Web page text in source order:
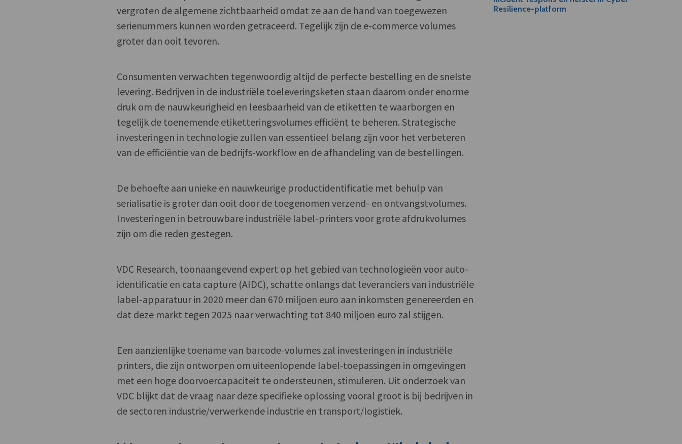
vergroten de algemene zichtbaarheid omdat ze aan de hand van toegewezen
serienummers kunnen worden getraceerd. Tegelijk zijn de e-commerce volumes
groter dan ooit tevoren.
Consumenten verwachten tegenwoordig altijd de perfecte bestelling en de snelste
levering. Bedrijven in de industriële toeleveringsketen staan daarom onder enorme
druk om de nauwkeurigheid en leesbaarheid van de etiketten te waarborgen en
tegelijk de toenemende etiketteringsvolumes efficiënt te beheren. Strategische
investeringen in technologie zullen van essentieel belang zijn voor het verbeteren
van de efficiëntie van de bedrijfs-workflow en de afhandeling van de bestellingen.
De behoefte aan unieke en nauwkeurige productidentificatie met behulp van
serialisatie is groter dan ooit door de toegenomen verzend- en ontvangstvolumes.
Investeringen in betrouwbare industriële label-printers voor grote afdrukvolumes
zijn om die reden gestegen.
VDC Research, toonaangevend expert op het gebied van technologieën voor auto-
identificatie en cata capture (AIDC), schatte onlangs dat leveranciers van industriële
label-apparatuur in 2020 meer dan 670 miljoen euro aan inkomsten genereerden en
dat deze markt tegen 2025 naar verwachting tot 840 miljoen euro zal stijgen.
Een aanzienlijke toename van barcode-volumes zal investeringen in industriële
printers, die zijn ontworpen om uiteenlopende label-toepassingen in omgevingen
met een hoge doorvoercapaciteit te ondersteunen, stimuleren. Uit onderzoek van
VDC blijkt dat de vraag naar deze specifieke oplossing vooral groot is bij bedrijven in
de sectoren industrie/verwerkende industrie en transport/logistiek.
Resilience-platform